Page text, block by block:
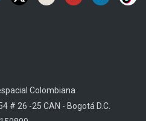
Colombiana
# 26 -25 CAN - Bogotá D.C.